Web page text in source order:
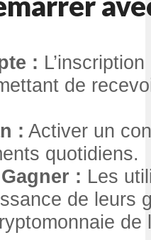
:
de
: Activer un
quotidiens.
: Les
de leurs
de